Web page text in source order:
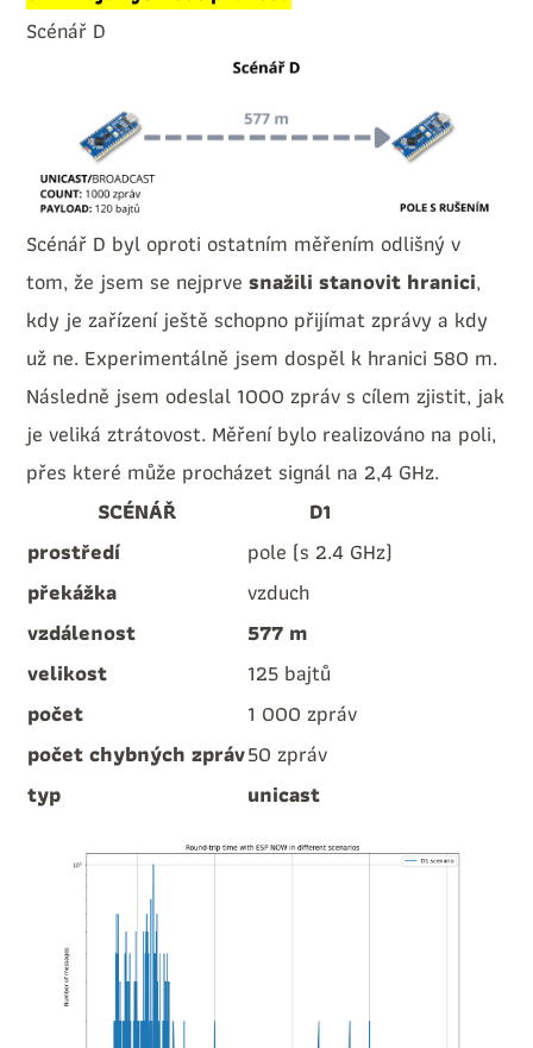
Scénář D
Scénář D byl oproti ostatním měřením odlišný v
tom, že jsem se nejprvesnažili stanovit hranici,
kdy je zařízení ještě schopno přijímat zprávy a kdy
už ne. Experimentálně jsem dospěl k hranici 580 m.
Následně jsem odeslal 1000 zpráv s cílem zjistit, jak
je veliká ztrátovost. Měření bylo realizováno na poli,
přes které může procházet signál na 2,4 GHz.
SCÉNÁŘ
D1
prostředí
pole (s 2.4 GHz)
překážka
vzduch
vzdálenost
577 m
velikost
125 bajtů
počet
1 000 zpráv
počet chybných zpráv50 zpráv
typ
unicast